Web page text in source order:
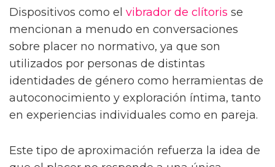
Dispositivos como el vibrador de clítoris se
mencionan a menudo en conversaciones
sobre placer no normativo, ya que son
utilizados por personas de distintas
identidades de género como herramientas de
autoconocimiento y exploración íntima, tanto
en experiencias individuales como en pareja.
Este tipo de aproximación refuerza la idea de